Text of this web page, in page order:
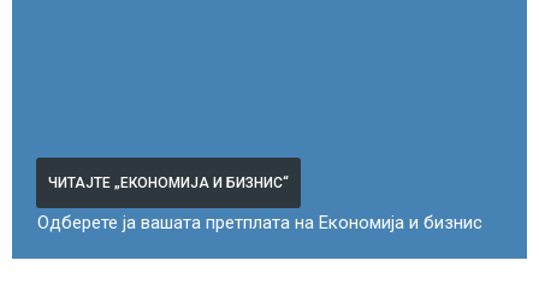
ЧИТАЈТЕ „ЕКОНОМИЈА И БИЗНИС“
Одберете ја вашата претплата на Економија и бизнис